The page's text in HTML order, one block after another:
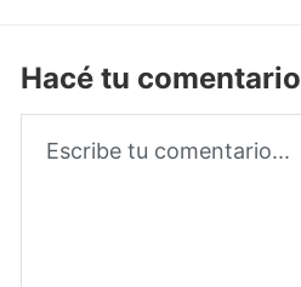
Hacé tu comentario